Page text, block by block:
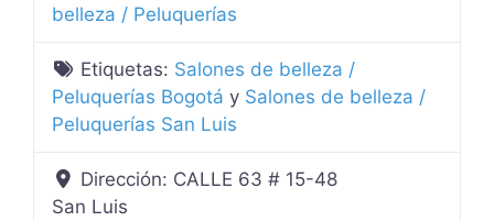
belleza / Peluquerías
Etiquetas: Salones de belleza /
Peluquerías Bogotá y Salones de belleza /
Peluquerías San Luis
Dirección: CALLE 63 # 15-48
San Luis